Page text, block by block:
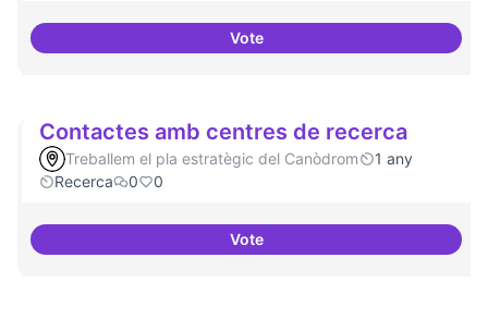
VoteCultura digital i tradicional
Contactes amb centres de recerca
Treballem el pla estratègic del Canòdrom
1 any
Recerca
0 0
VoteContactes amb centres de